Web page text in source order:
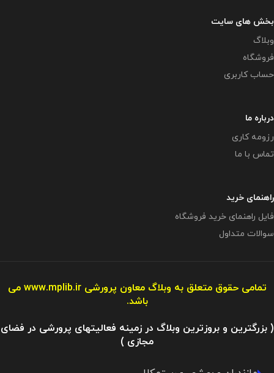
بخش های سایت
وبلاگ
فروشگاه
حساب کاربری
درباره ما
رزومه کاری
تماس با ما
راهنمای خرید
فایل راهنمای خرید فروشگاه
سوالات متداول
تمامی حقوق متعلق به وبلاگ معاون پرورشیwww.mplib.ir می
باشد.
( بزرگترین و بروزترین وبلاگ در زمینه فعالیتهای پرورشی در فضای
مجازی )